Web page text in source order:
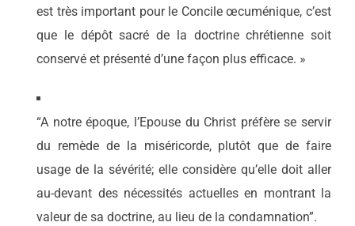
est très important pour le Concile œcuménique, c’est
que le dépôt sacré de la doctrine chrétienne soit
conservé et présenté d’une façon plus efficace. »
“A notre époque, l’Epouse du Christ préfère se servir
du remède de la miséricorde, plutôt que de faire
usage de la sévérité; elle considère qu’elle doit aller
au-devant des nécessités actuelles en montrant la
valeur de sa doctrine, au lieu de la condamnation”.